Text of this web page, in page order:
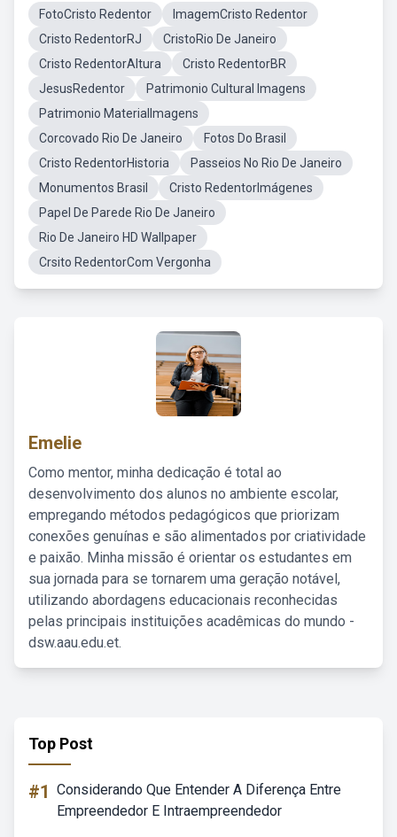
FotoCristo Redentor
ImagemCristo Redentor
Cristo RedentorRJ
CristoRio De Janeiro
Cristo RedentorAltura
Cristo RedentorBR
JesusRedentor
Patrimonio Cultural Imagens
Patrimonio MaterialImagens
Corcovado Rio De Janeiro
Fotos Do Brasil
Cristo RedentorHistoria
Passeios No Rio De Janeiro
Monumentos Brasil
Cristo RedentorImágenes
Papel De Parede Rio De Janeiro
Rio De Janeiro HD Wallpaper
Crsito RedentorCom Vergonha
Emelie
Como mentor, minha dedicação é total ao
desenvolvimento dos alunos no ambiente escolar,
empregando métodos pedagógicos que priorizam
conexões genuínas e são alimentados por criatividade
e paixão. Minha missão é orientar os estudantes em
sua jornada para se tornarem uma geração notável,
utilizando abordagens educacionais reconhecidas
pelas principais instituições acadêmicas do mundo -
dsw.aau.edu.et.
Top Post
#1 Considerando Que Entender A Diferença Entre
Empreendedor E Intraempreendedor